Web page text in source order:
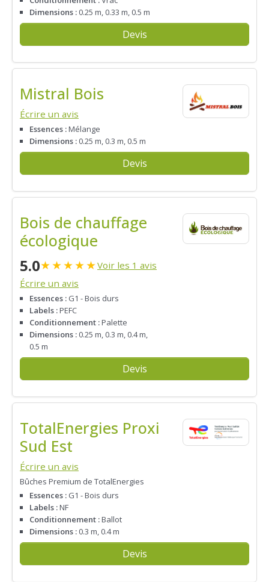
Dimensions : 0.25 m, 0.33 m, 0.5 m
Devis
Mistral Bois
Écrire un avis
Essences :Mélange
Dimensions : 0.25 m, 0.3 m, 0.5 m
Devis
Bois de chauffage
écologique
5.0★★★★★Voir les 1 avis
Écrire un avis
Essences : G1 - Bois durs
Labels :PEFC
Conditionnement :Palette
Dimensions : 0.25 m, 0.3 m, 0.4 m,
0.5 m
Devis
TotalEnergies Proxi
Sud Est
Écrire un avis
Bûches Premium de TotalEnergies
Essences : G1 - Bois durs
Labels :NF
Conditionnement :Ballot
Dimensions : 0.3 m, 0.4 m
Devis